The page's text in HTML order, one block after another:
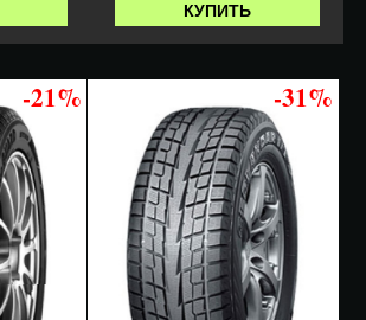
КУПИТЬ
-21% -31%